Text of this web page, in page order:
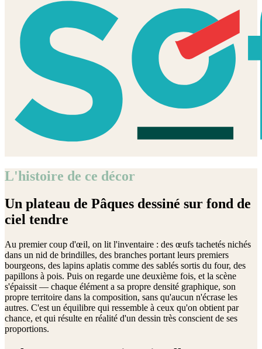
L'histoire de ce décor
Un plateau de Pâques dessiné sur fond de
ciel tendre
Au premier coup d'œil, on lit l'inventaire : des œufs tachetés nichés
dans un nid de brindilles, des branches portant leurs premiers
bourgeons, des lapins aplatis comme des sablés sortis du four, des
papillons à pois. Puis on regarde une deuxième fois, et la scène
s'épaissit — chaque élément a sa propre densité graphique, son
propre territoire dans la composition, sans qu'aucun n'écrase les
autres. C'est un équilibre qui ressemble à ceux qu'on obtient par
chance, et qui résulte en réalité d'un dessin très conscient de ses
proportions.